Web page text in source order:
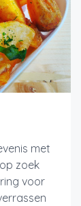
met
zoek
voor